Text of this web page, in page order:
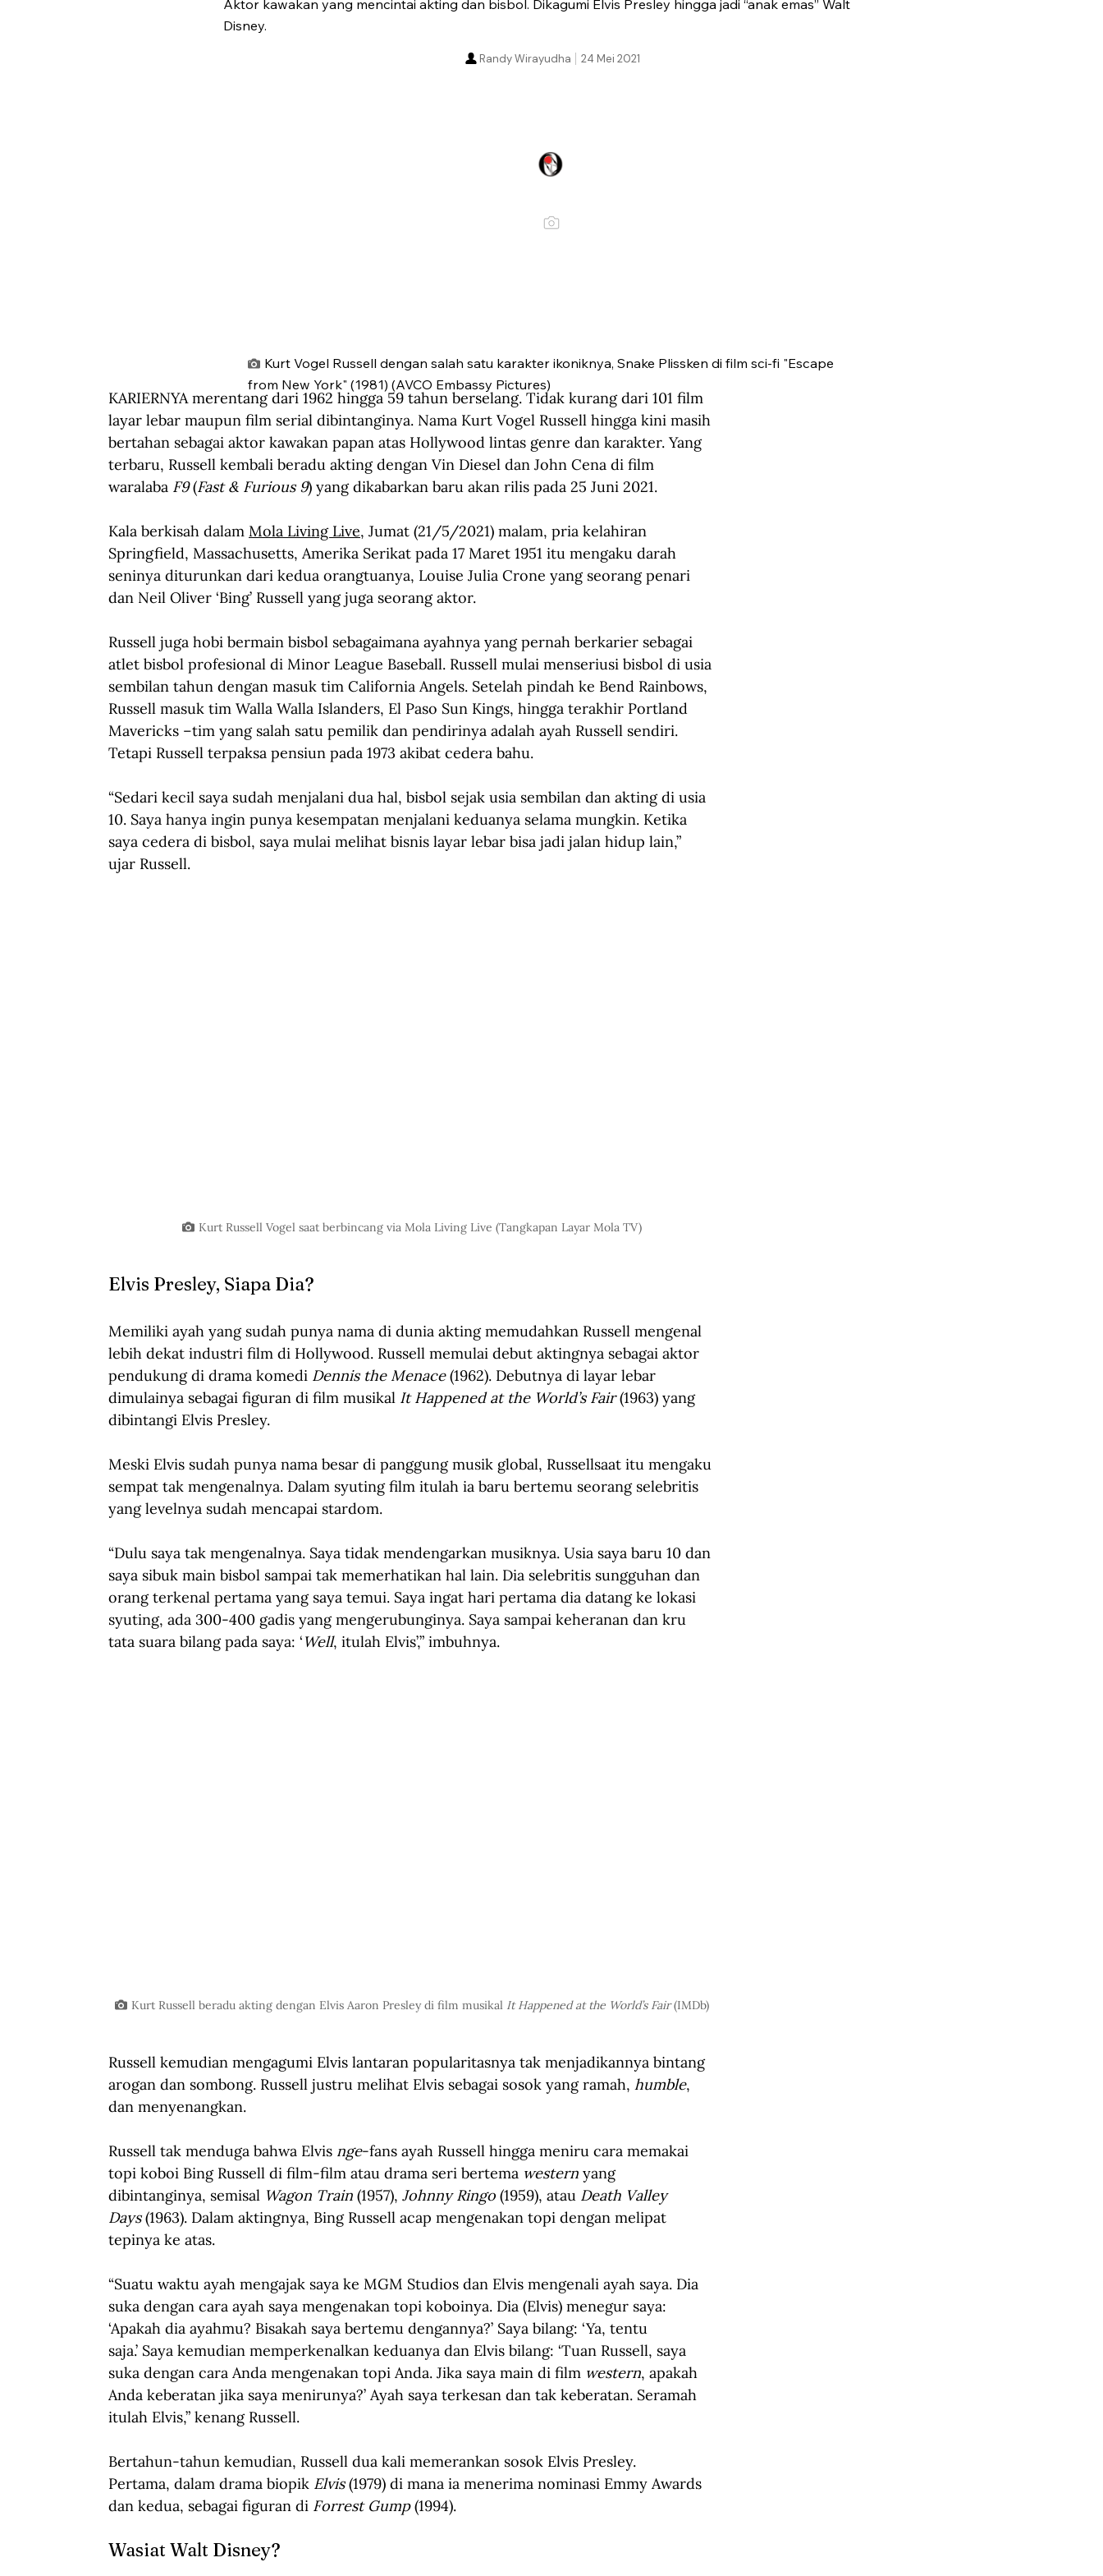
Aktor kawakan yang mencintai akting dan bisbol. Dikagumi Elvis Presley hingga jadi “anak emas” Walt
Disney.
24 Mei 2021
Randy Wirayudha
Kurt Vogel Russell dengan salah satu karakter ikoniknya, Snake Plissken di film sci-fi "Escape
from New York" (1981) (AVCO Embassy Pictures)
KARIERNYA merentang dari 1962 hingga 59 tahun berselang. Tidak kurang dari 101 film
layar lebar maupun film serial dibintanginya. Nama Kurt Vogel Russell hingga kini masih
bertahan sebagai aktor kawakan papan atas Hollywood lintas genre dan karakter. Yang
terbaru, Russell kembali beradu akting dengan Vin Diesel dan John Cena di film
waralaba F9 (Fast & Furious 9) yang dikabarkan baru akan rilis pada 25 Juni 2021.
Kala berkisah dalam Mola Living Live, Jumat (21/5/2021) malam, pria kelahiran
Springfield, Massachusetts, Amerika Serikat pada 17 Maret 1951 itu mengaku darah
seninya diturunkan dari kedua orangtuanya, Louise Julia Crone yang seorang penari
dan Neil Oliver ‘Bing’ Russell yang juga seorang aktor.
Russell juga hobi bermain bisbol sebagaimana ayahnya yang pernah berkarier sebagai
atlet bisbol profesional di Minor League Baseball. Russell mulai menseriusi bisbol di usia
sembilan tahun dengan masuk tim California Angels. Setelah pindah ke Bend Rainbows,
Russell masuk tim Walla Walla Islanders, El Paso Sun Kings, hingga terakhir Portland
Mavericks –tim yang salah satu pemilik dan pendirinya adalah ayah Russell sendiri.
Tetapi Russell terpaksa pensiun pada 1973 akibat cedera bahu.
“Sedari kecil saya sudah menjalani dua hal, bisbol sejak usia sembilan dan akting di usia
10. Saya hanya ingin punya kesempatan menjalani keduanya selama mungkin. Ketika
saya cedera di bisbol, saya mulai melihat bisnis layar lebar bisa jadi jalan hidup lain,”
ujar Russell.
Kurt Russell Vogel saat berbincang via Mola Living Live (Tangkapan Layar Mola TV)
Elvis Presley, Siapa Dia?
Memiliki ayah yang sudah punya nama di dunia akting memudahkan Russell mengenal
lebih dekat industri film di Hollywood. Russell memulai debut aktingnya sebagai aktor
pendukung di drama komedi Dennis the Menace (1962). Debutnya di layar lebar
dimulainya sebagai figuran di film musikal It Happened at the World’s Fair (1963) yang
dibintangi Elvis Presley.
Meski Elvis sudah punya nama besar di panggung musik global, Russellsaat itu mengaku
sempat tak mengenalnya. Dalam syuting film itulah ia baru bertemu seorang selebritis
yang levelnya sudah mencapai stardom.
“Dulu saya tak mengenalnya. Saya tidak mendengarkan musiknya. Usia saya baru 10 dan
saya sibuk main bisbol sampai tak memerhatikan hal lain. Dia selebritis sungguhan dan
orang terkenal pertama yang saya temui. Saya ingat hari pertama dia datang ke lokasi
syuting, ada 300-400 gadis yang mengerubunginya. Saya sampai keheranan dan kru
tata suara bilang pada saya: ‘Well, itulah Elvis’,” imbuhnya.
Kurt Russell beradu akting dengan Elvis Aaron Presley di film musikal It Happened at the World’s Fair (IMDb)
Russell kemudian mengagumi Elvis lantaran popularitasnya tak menjadikannya bintang
arogan dan sombong. Russell justru melihat Elvis sebagai sosok yang ramah, humble,
dan menyenangkan.
Russell tak menduga bahwa Elvis nge-fans ayah Russell hingga meniru cara memakai
topi koboi Bing Russell di film-film atau drama seri bertema western yang
dibintanginya, semisal Wagon Train (1957), Johnny Ringo (1959), atau Death Valley
Days (1963). Dalam aktingnya, Bing Russell acap mengenakan topi dengan melipat
tepinya ke atas.
“Suatu waktu ayah mengajak saya ke MGM Studios dan Elvis mengenali ayah saya. Dia
suka dengan cara ayah saya mengenakan topi koboinya. Dia (Elvis) menegur saya:
‘Apakah dia ayahmu? Bisakah saya bertemu dengannya?’ Saya bilang: ‘Ya, tentu
saja.’ Saya kemudian memperkenalkan keduanya dan Elvis bilang: ‘Tuan Russell, saya
suka dengan cara Anda mengenakan topi Anda. Jika saya main di film western, apakah
Anda keberatan jika saya menirunya?’ Ayah saya terkesan dan tak keberatan. Seramah
itulah Elvis,” kenang Russell.
Bertahun-tahun kemudian, Russell dua kali memerankan sosok Elvis Presley.
Pertama, dalam drama biopik Elvis (1979) di mana ia menerima nominasi Emmy Awards
dan kedua, sebagai figuran di Forrest Gump (1994).
Wasiat Walt Disney?